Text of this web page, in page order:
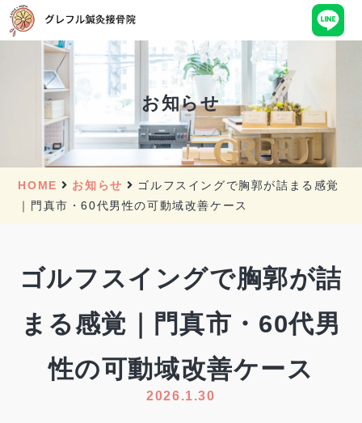
お知らせ
HOME お知らせ
ゴルフスイングで胸郭が詰まる感覚
｜門真市・60代男性の可動域改善ケース
ゴルフスイングで胸郭が詰
まる感覚｜門真市・60代男
性の可動域改善ケース
2026.1.30